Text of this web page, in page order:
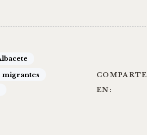
migrantes
COMPARTE
EN: